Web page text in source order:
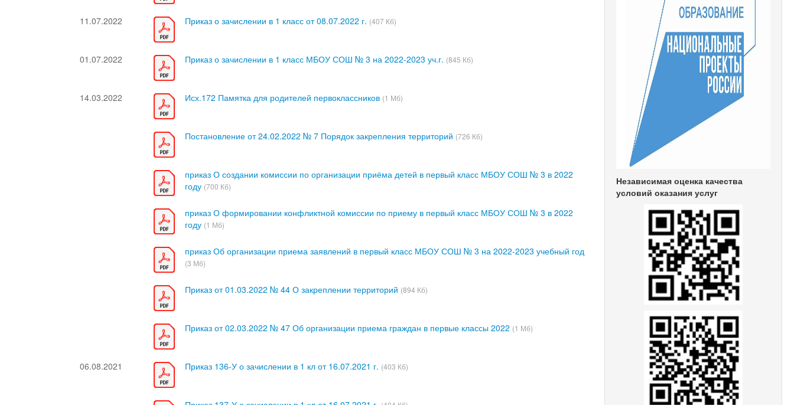
11.07.2022 Приказ о зачислении в 1 класс от 08.07.2022 г. (407 Кб)
01.07.2022 Приказ о зачислении в 1 класс МБОУ СОШ № 3 на 2022-2023 уч.г. (845 Кб)
14.03.2022 Исх.172 Памятка для родителей первоклассников (1 Мб)
Постановление от 24.02.2022 № 7 Порядок закрепления территорий (726 Кб)
приказ О создании комиссии по организации приёма детей в первый класс МБОУ СОШ № 3 в 2022
году (700 Кб)
приказ О формировании конфликтной комиссии по приему в первый класс МБОУ СОШ № 3 в 2022
году (1 Мб)
приказ Об организации приема заявлений в первый класс МБОУ СОШ № 3 на 2022-2023 учебный год
(3 Мб)
Приказ от 01.03.2022 № 44 О закреплении территорий (894 Кб)
Приказ от 02.03.2022 № 47 Об организации приема граждан в первые классы 2022 (1 Мб)
06.08.2021 Приказ 136-У о зачислении в 1 кл от 16.07.2021 г. (403 Кб)
Независимая оценка качества
условий оказания услуг